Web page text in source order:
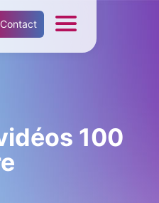
Contact
100